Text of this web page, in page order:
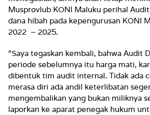
Musprovlub KONI Maluku perihal
dana hibah pada kepengurusan KONI
2022 – 2025.
“Saya tegaskan kembali, bahwa Audit
periode sebelumnya itu harga mati,
dibentuk tim audit internal. Tidak ada
merasa diri ada andil keterlibatan
mengembalikan yang bukan miliknya
laporkan ke aparat penegak hukum